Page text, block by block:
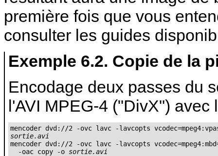
première fois que vous
consulter les guides
Exemple 6.2. Copie de la
Encodage deux passes du
l'AVI MPEG-4 ("DivX")
sortie.avi
mencoder dvd://2 -ovc lavc -lavcopts
  -oac copy -o
sortie.avi